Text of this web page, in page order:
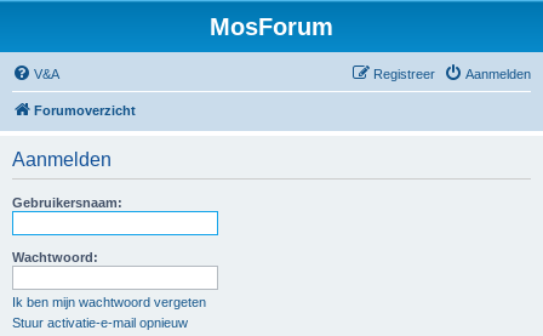
MosForum
V&A Aanmelden
Registreer
Forumoverzicht
Aanmelden
Gebruikersnaam:
Wachtwoord:
Ik ben mijn wachtwoord vergeten
Stuur activatie-e-mail opnieuw